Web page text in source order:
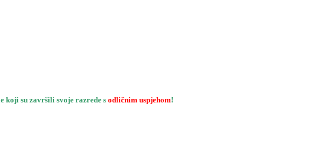
koji su završili svoje razrede s odličnim uspjehom!